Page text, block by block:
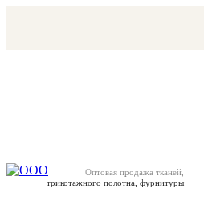
Оптовая продажа тканей,
трикотажного полотна, фурнитуры